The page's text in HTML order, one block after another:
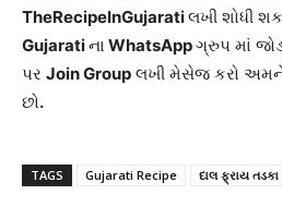
TheRecipeInGujaratiલખી શોધી
Gujaratiના WhatsAppગ્રુપ માં
પર Join Group લખી મેસેજ કરો અમને
છો.
TAGS Gujarati Recipe દાલ ફ્રાય તડકા